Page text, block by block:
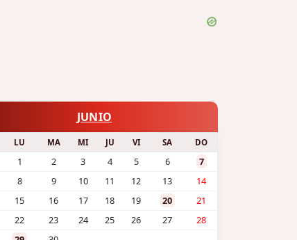
JUNIO
LU MA MI JU VI SA DO
1 2 3 4 5 6
7
8 9 10 11 12 13
14
15 16 17 18 19 20
21
22 23 24 25 26 27
28